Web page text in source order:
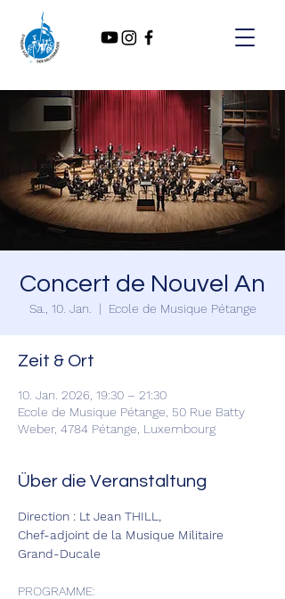
Concert de Nouvel An
Sa., 10. Jan.
  |
Ecole de Musique Pétange
Zeit & Ort
10. Jan. 2026, 19:30 – 21:30
Ecole de Musique Pétange, 50 Rue Batty
Weber, 4784 Pétange, Luxembourg
Über die Veranstaltung
Direction : Lt Jean THILL,
Chef-adjoint de la Musique Militaire
Grand-Ducale
PROGRAMME: